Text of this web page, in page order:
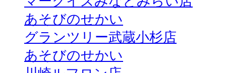
あそびのせかい
グランツリー武蔵小杉店
あそびのせかい